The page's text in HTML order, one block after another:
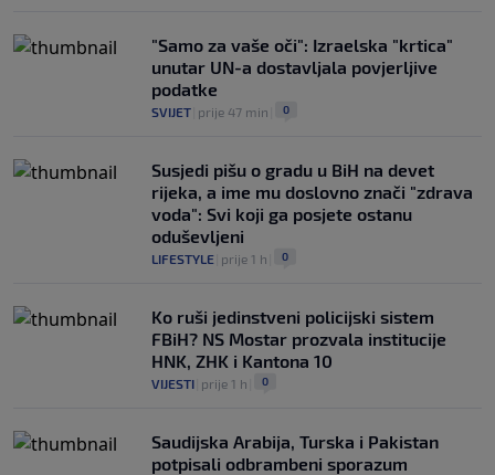
"Samo za vaše oči": Izraelska "krtica"
unutar UN-a dostavljala povjerljive
podatke
SVIJET prije 47 min 0
Susjedi pišu o gradu u BiH na devet
rijeka, a ime mu doslovno znači "zdrava
voda": Svi koji ga posjete ostanu
oduševljeni
LIFESTYLE prije 1 h 0
Ko ruši jedinstveni policijski sistem
FBiH? NS Mostar prozvala institucije
HNK, ZHK i Kantona 10
VIJESTI prije 1 h 0
Saudijska Arabija, Turska i Pakistan
potpisali odbrambeni sporazum